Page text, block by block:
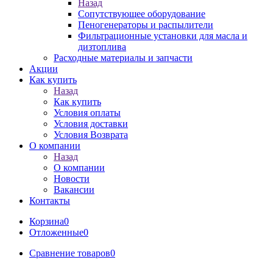
Назад
Сопутствующее оборудование
Пеногенераторы и распылители
Фильтрационные установки для масла и
дизтоплива
Расходные материалы и запчасти
Акции
Как купить
Назад
Как купить
Условия оплаты
Условия доставки
Условия Возврата
О компании
Назад
О компании
Новости
Вакансии
Контакты
Корзина0
Отложенные0
Сравнение товаров0